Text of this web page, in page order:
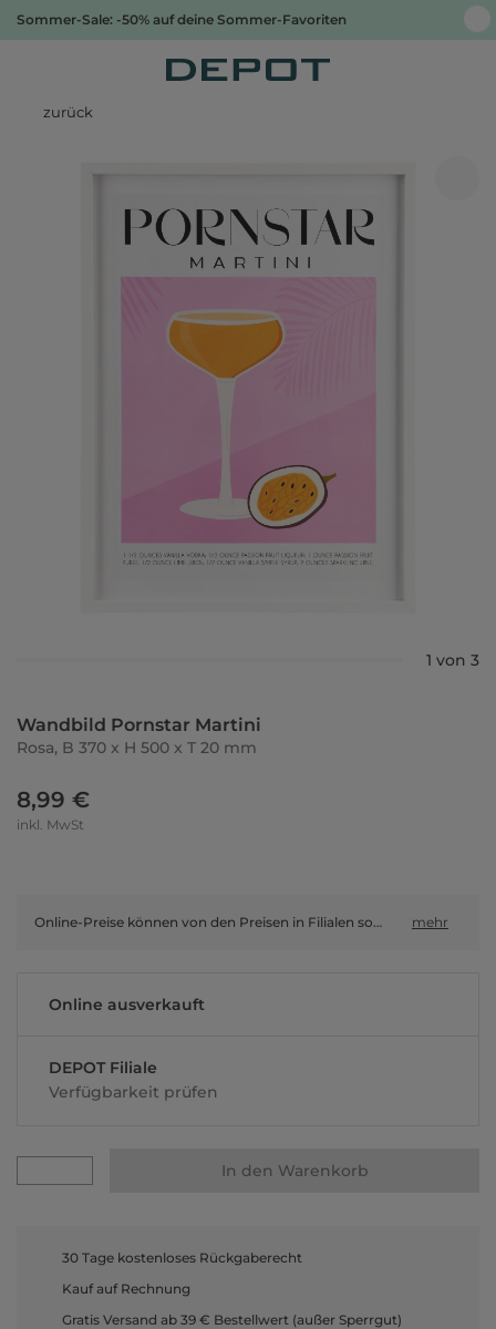
Sommer-Sale: -50% auf deine Sommer-Favoriten
zurück
1 von 3
Wandbild Pornstar Martini
Rosa, B 370 x H 500 x T 20 mm
8,99 €
inkl. MwSt
Online-Preise können von den Preisen in Filialen sowie Shop-in-Shop-Flächen abweichen. mehr
Online ausverkauft
DEPOT Filiale
Verfügbarkeit prüfen
In den Warenkorb
30 Tage kostenloses Rückgaberecht
Kauf auf Rechnung
Gratis Versand ab 39 € Bestellwert (außer Sperrgut)